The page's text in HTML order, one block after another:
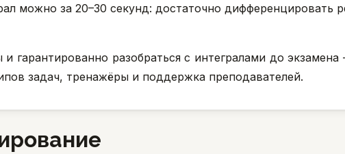
можно за 20–30 секунд: достаточно дифференцировать
гарантированно разобраться с интегралами до
задач, тренажёры и поддержка преподавателей.